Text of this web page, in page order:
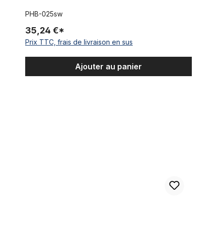
PHB-025sw
35,24 €*
Prix TTC, frais de livraison en sus
Ajouter au panier